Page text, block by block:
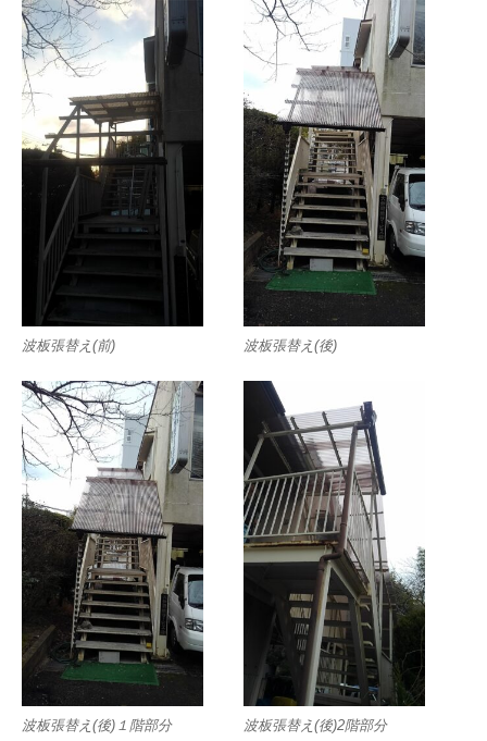
波板張替え(前) 波板張替え(後)
波板張替え(後)１階部分 波板張替え(後)2階部分